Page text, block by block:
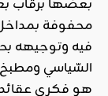
بعضُها برقاب
محفوفة بمداخل
فيه وتوجيهه
السّياسي ومطبخ
هو فكري